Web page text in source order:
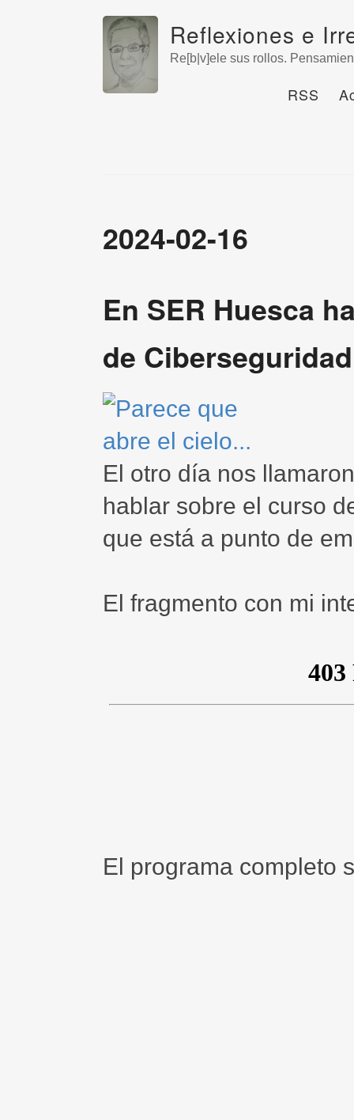
Reflexiones e
Re[b|v]ele sus rollos.
RSS
2024-02-16
En SER Huesca
de
El otro día nos
hablar sobre el curso
que está a punto de
El fragmento con mi
El programa completo